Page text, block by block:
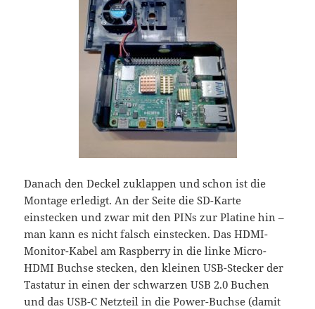
Danach den Deckel zuklappen und schon ist die
Montage erledigt. An der Seite die SD-Karte
einstecken und zwar mit den PINs zur Platine hin –
man kann es nicht falsch einstecken. Das HDMI-
Monitor-Kabel am Raspberry in die linke Micro-
HDMI Buchse stecken, den kleinen USB-Stecker der
Tastatur in einen der schwarzen USB 2.0 Buchen
und das USB-C Netzteil in die Power-Buchse (damit